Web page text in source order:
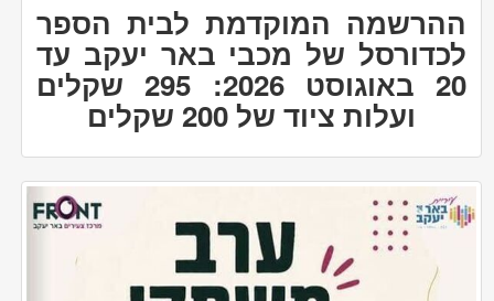
ההרשמה המוקדמת לבית הספר
לכדורסל של מכבי באר יעקב עד
20 באוגוסט 2026: 295 שקלים
ועלות ציוד של 200 שקלים